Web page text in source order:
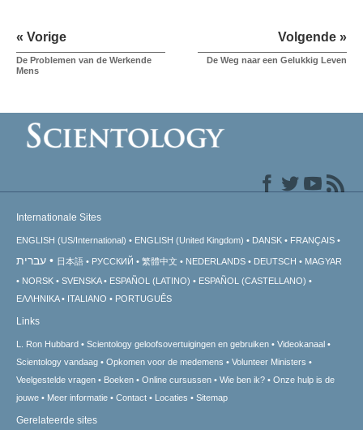
« Vorige
De Problemen van de Werkende
Mens
Volgende »
De Weg naar een Gelukkig Leven
Internationale Sites
ENGLISH (US/International) ENGLISH (United Kingdom) DANSK FRANÇAIS
עברית 日本語 РУССКИЙ 繁體中文 NEDERLANDS DEUTSCH
MAGYAR
NORSK
SVENSKA ESPAÑOL (LATINO)
ESPAÑOL (CASTELLANO)
ΕΛΛΗΝΙΚA
ITALIANO PORTUGUÊS
Links
L. Ron Hubbard Scientology geloofsovertuigingen en gebruiken
Videokanaal
Scientology vandaag
Opkomen voor de medemens
Volunteer Ministers
Veelgestelde vragen
Boeken Online cursussen Wie ben ik?
Onze hulp is de
jouwe
Meer informatie Contact Locaties Sitemap
Gerelateerde sites